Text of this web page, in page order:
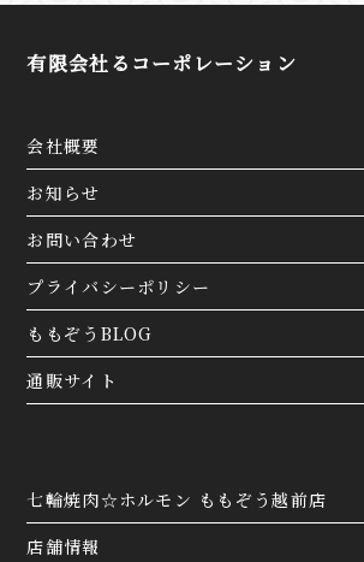
忘年会のご予約受付中です🍻
すので、ご検討中のお客様はお早目
スメ致します🙇‍♂️
ご予約はお電話またはWeb予約に
す📝
是非、たくさんのご来店お待ちし
『公式ホームページ』
▶︎https://momozo.jp/tsuruga
『Instagram』
▶https://www.instagram.com/
『公式LINE』
▶︎https://page.line.me/
2025.11.01
有限会社るコーポレーション
会社概要
お知らせ
お問い合わせ
プライバシーポリシー
ももぞうBLOG
通販サイト
七輪焼肉☆ホルモン ももぞう越前店
店舗情報